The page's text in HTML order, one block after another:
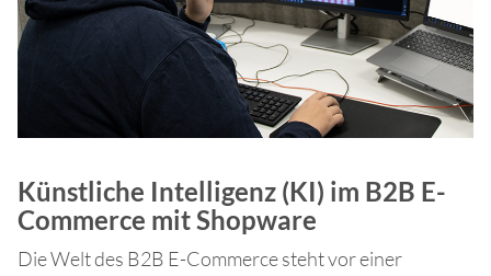
Künstliche Intelligenz (KI) im B2B E-
Commerce mit Shopware
Die Welt des B2B E-Commerce steht vor einer